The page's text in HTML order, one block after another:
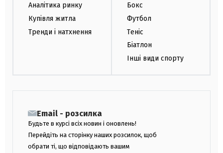
Аналітика ринку
Купівля житла
Тренди і натхнення
Бокс
Футбол
Теніс
Біатлон
Інші види спорту
Email - розсилка
Будьте в курсі всіх новин і оновлень!
Перейдіть на сторінку наших розсилок, щоб
обрати ті, що відповідають вашим